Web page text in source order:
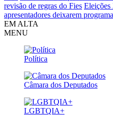
revisão de regras do Fies Eleições
apresentadores deixarem
EM ALTA
MENU
Política
Câmara dos Deputados
LGBTQIA+